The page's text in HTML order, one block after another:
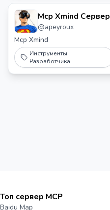
Mcp Xmind Сервер
@apeyroux
Mcp Xmind
Инструменты
Разработчика
Топ сервер MCP
Baidu Map